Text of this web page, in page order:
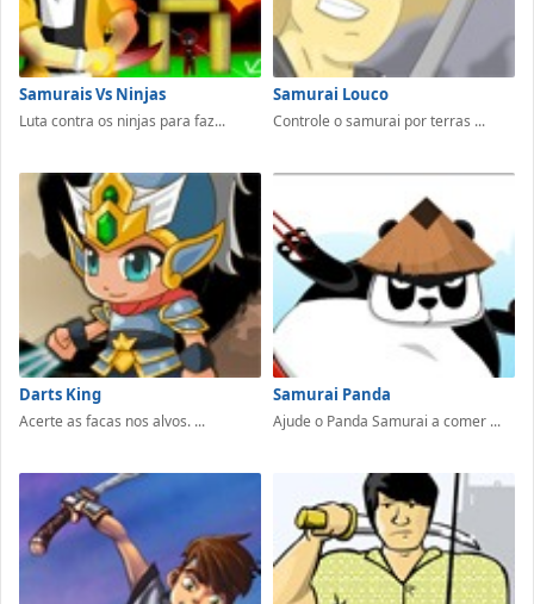
Samurais Vs Ninjas
Luta contra os ninjas para faz...
Samurai Louco
Controle o samurai por terras ...
Darts King
Acerte as facas nos alvos. ...
Samurai Panda
Ajude o Panda Samurai a comer ...